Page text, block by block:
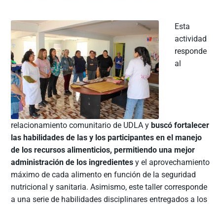
Esta
actividad
responde
al
relacionamiento comunitario de UDLA y buscó fortalecer
las habilidades de las y los participantes en el manejo
de los recursos alimenticios, permitiendo una mejor
administración de los ingredientes y el aprovechamiento
máximo de cada alimento en función de la seguridad
nutricional y sanitaria. Asimismo, este taller corresponde
a una serie de habilidades disciplinares entregados a los